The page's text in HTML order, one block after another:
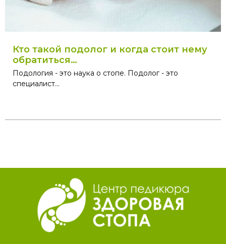
Кто такой подолог и когда стоит нему
обратиться…
Подология - это наука о стопе. Подолог - это
специалист...